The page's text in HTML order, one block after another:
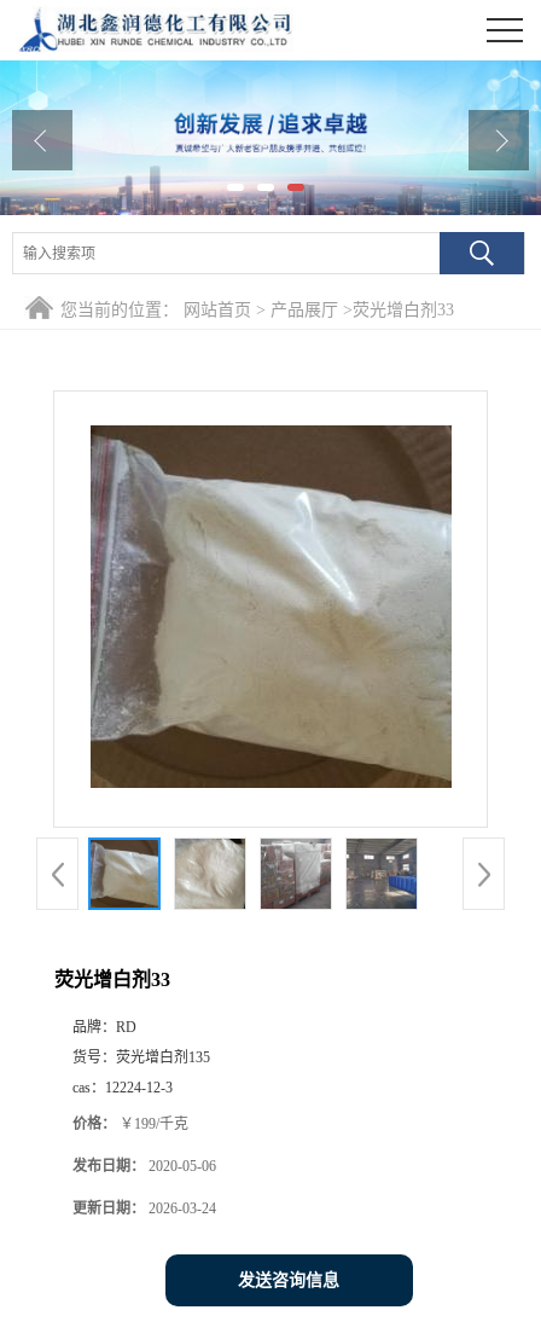
公司首页
公司介绍
公司动态
产品展厅
证书荣誉
您当前的位置： 网站首页 > 产品展厅 >荧光增白剂33
荧光增白剂33
品牌： RD
货号： 荧光增白剂135
cas： 12224-12-3
价格： ￥199/千克
发布日期： 2020-05-06
更新日期： 2026-03-24
发送咨询信息